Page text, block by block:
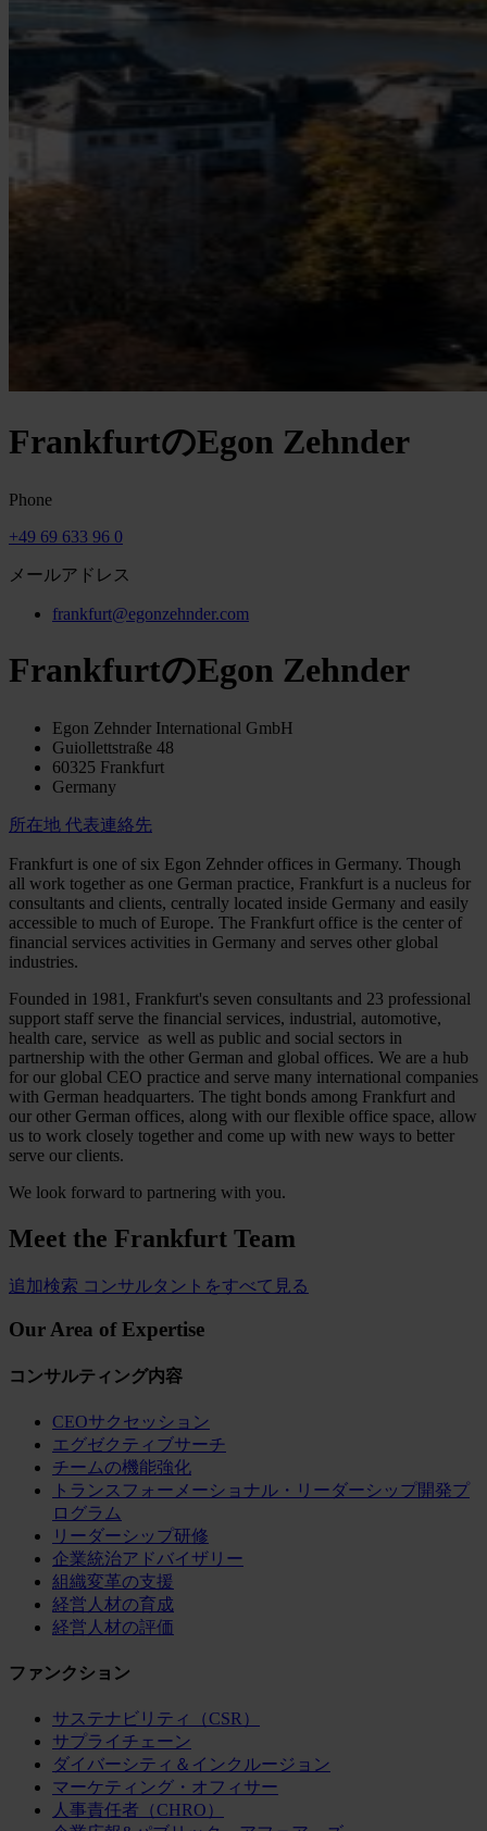
FrankfurtのEgon Zehnder
Phone
+49 69 633 96 0
メールアドレス
frankfurt@egonzehnder.com
FrankfurtのEgon Zehnder
Egon Zehnder International GmbH
Guiollettstraße 48
60325 Frankfurt
Germany
所在地 代表連絡先
Frankfurt is one of six Egon Zehnder offices in Germany. Though
all work together as one German practice, Frankfurt is a nucleus for
consultants and clients, centrally located inside Germany and easily
accessible to much of Europe. The Frankfurt office is the center of
financial services activities in Germany and serves other global
industries.
Founded in 1981, Frankfurt's seven consultants and 23 professional
support staff serve the financial services, industrial, automotive,
health care, service as well as public and social sectors in
partnership with the other German and global offices. We are a hub
for our global CEO practice and serve many international companies
with German headquarters. The tight bonds among Frankfurt and
our other German offices, along with our flexible office space, allow
us to work closely together and come up with new ways to better
serve our clients.
We look forward to partnering with you.
Meet the Frankfurt Team
追加検索 コンサルタントをすべて見る
Our Area of Expertise
コンサルティング内容
CEOサクセッション
エグゼクティブサーチ
チームの機能強化
トランスフォーメーショナル・リーダーシップ開発プ
ログラム
リーダーシップ研修
企業統治アドバイザリー
組織変革の支援
経営人材の育成
経営人材の評価
ファンクション
サステナビリティ（CSR）
サプライチェーン
ダイバーシティ＆インクルージョン
マーケティング・オフィサー
人事責任者（CHRO）